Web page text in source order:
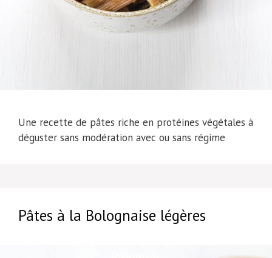
Une recette de pâtes riche en protéines végétales à
déguster sans modération avec ou sans régime
Pâtes à la Bolognaise légères